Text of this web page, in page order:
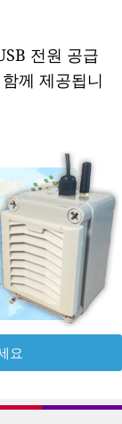
전원 공급
께 제공됩니
요